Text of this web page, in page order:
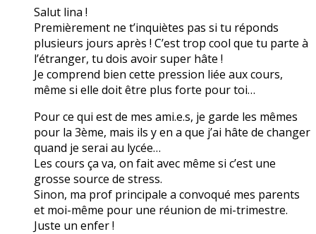
Salut lina !
Premièrement ne t’inquiètes pas si tu réponds
plusieurs jours après ! C’est trop cool que tu parte à
l’étranger, tu dois avoir super hâte !
Je comprend bien cette pression liée aux cours,
même si elle doit être plus forte pour toi…
Pour ce qui est de mes ami.e.s, je garde les mêmes
pour la 3ème, mais ils y en a que j’ai hâte de changer
quand je serai au lycée…
Les cours ça va, on fait avec même si c’est une
grosse source de stress.
Sinon, ma prof principale a convoqué mes parents
et moi-même pour une réunion de mi-trimestre.
Juste un enfer !